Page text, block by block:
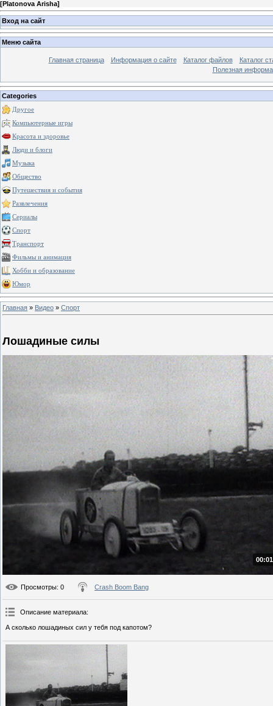
[Platonova Arisha]
Вход на сайт
Меню сайта
Главная страница Информация о сайте Каталог файлов
Каталог
Полезная
Categories
Другое
Компьютерные игры
Красота и здоровье
Люди и блоги
Музыка
Общество
Путешествия и события
Развлечения
Сериалы
Спорт
Транспорт
Фильмы и анимация
Хобби и образование
Юмор
Главная » Видео » Спорт
Лошадиные силы
Просмотры: 0 Crash Boom Bang
Описание материала:
А сколько лошадиных сил у тебя под капотом?